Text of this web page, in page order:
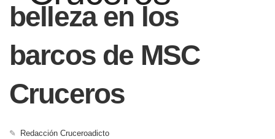
belleza en los
barcos de MSC
Cruceros
✎
Redacción Cruceroadicto